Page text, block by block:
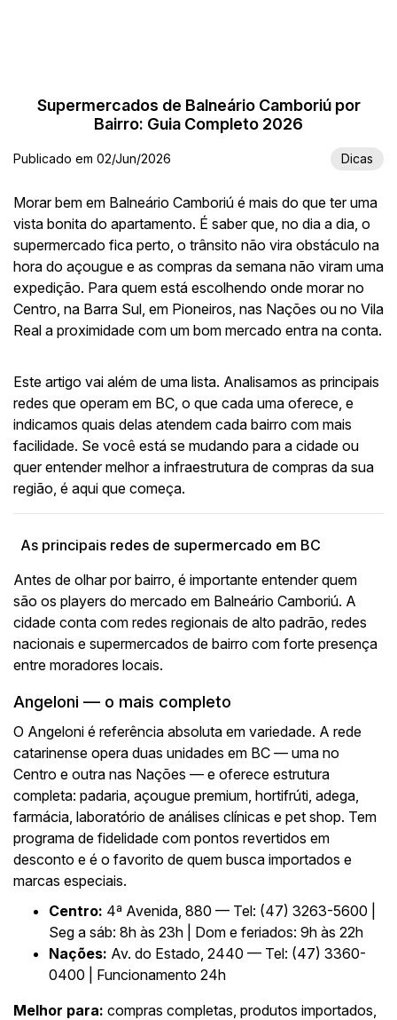
Supermercados de Balneário Camboriú por
Bairro: Guia Completo 2026
Publicado em 02/Jun/2026 Dicas
Morar bem em Balneário Camboriú é mais do que ter uma
vista bonita do apartamento. É saber que, no dia a dia, o
supermercado fica perto, o trânsito não vira obstáculo na
hora do açougue e as compras da semana não viram uma
expedição. Para quem está escolhendo onde morar no
Centro, na Barra Sul, em Pioneiros, nas Nações ou no Vila
Real a proximidade com um bom mercado entra na conta.
Este artigo vai além de uma lista. Analisamos as principais
redes que operam em BC, o que cada uma oferece, e
indicamos quais delas atendem cada bairro com mais
facilidade. Se você está se mudando para a cidade ou
quer entender melhor a infraestrutura de compras da sua
região, é aqui que começa.
As principais redes de supermercado em BC
Antes de olhar por bairro, é importante entender quem
são os players do mercado em Balneário Camboriú. A
cidade conta com redes regionais de alto padrão, redes
nacionais e supermercados de bairro com forte presença
entre moradores locais.
Angeloni — o mais completo
O Angeloni é referência absoluta em variedade. A rede
catarinense opera duas unidades em BC — uma no
Centro e outra nas Nações — e oferece estrutura
completa: padaria, açougue premium, hortifrúti, adega,
farmácia, laboratório de análises clínicas e pet shop. Tem
programa de fidelidade com pontos revertidos em
desconto e é o favorito de quem busca importados e
marcas especiais.
Centro: 4ª Avenida, 880 — Tel: (47) 3263-5600 |
Seg a sáb: 8h às 23h | Dom e feriados: 9h às 22h
Nações: Av. do Estado, 2440 — Tel: (47) 3360-
0400 | Funcionamento 24h
Melhor para: compras completas, produtos importados,